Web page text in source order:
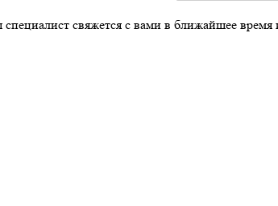
свяжется с вами в ближайшее время